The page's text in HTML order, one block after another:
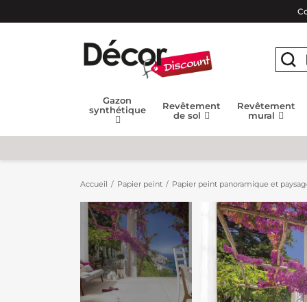
Gazon
synthétique
Revêtement
de sol
Revêtement
mural
Accueil Papier peint Papier peint panoramique et